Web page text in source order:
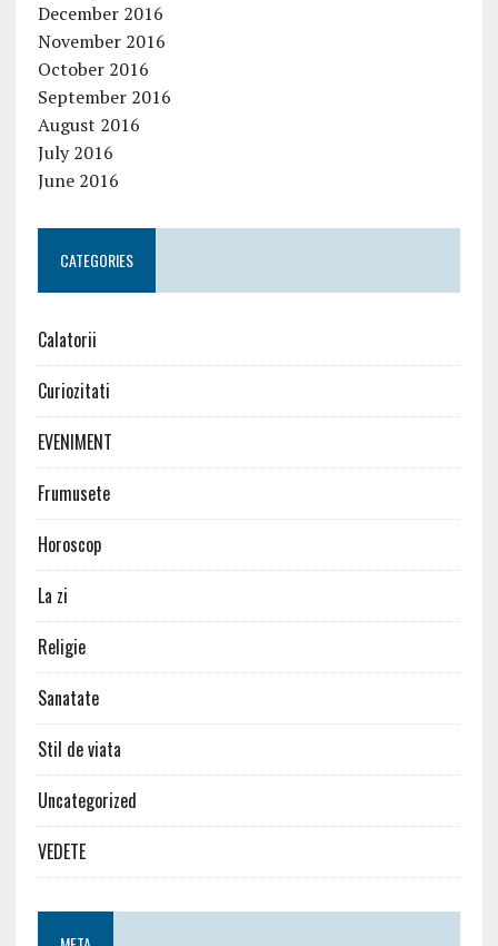
December 2016
November 2016
October 2016
September 2016
August 2016
July 2016
June 2016
CATEGORIES
Calatorii
Curiozitati
EVENIMENT
Frumusete
Horoscop
La zi
Religie
Sanatate
Stil de viata
Uncategorized
VEDETE